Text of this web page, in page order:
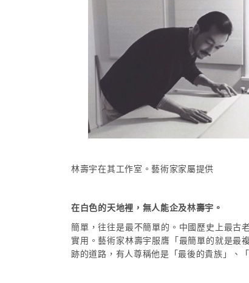
林壽宇在其工作室。藝術家家屬提供
在白色的天地裡，無人能企及林壽宇。
簡單，往往是最不簡單的。中國歷史上最古
實用。藝術家林壽宇服膺「最簡單的就是最
跡的道路，有人尊稱他是「最後的貴族」、